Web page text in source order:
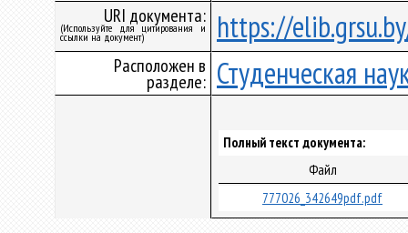
URI документа:
(Используйте для цитирования и
ссылки на документ) https://
Расположен в
разделе: Студенческая
Полный текст документа:
Файл
777026_342649pdf.pdf